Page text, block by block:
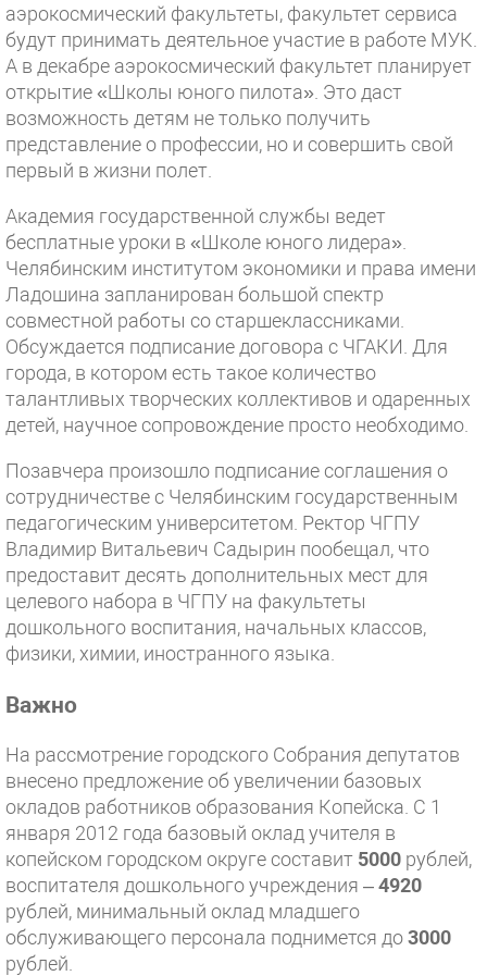
аэрокосмический факультеты, факультет сервиса
будут принимать деятельное участие в работе МУК.
А в декабре аэрокосмический факультет планирует
открытие «Школы юного пилота». Это даст
возможность детям не только получить
представление о профессии, но и совершить свой
первый в жизни полет.
Академия государственной службы ведет
бесплатные уроки в «Школе юного лидера».
Челябинским институтом экономики и права имени
Ладошина запланирован большой спектр
совместной работы со старшеклассниками.
Обсуждается подписание договора с ЧГАКИ. Для
города, в котором есть такое количество
талантливых творческих коллективов и одаренных
детей, научное сопровождение просто необходимо.
Позавчера произошло подписание соглашения о
сотрудничестве с Челябинским государственным
педагогическим университетом. Ректор ЧГПУ
Владимир Витальевич Садырин пообещал, что
предоставит десять дополнительных мест для
целевого набора в ЧГПУ на факультеты
дошкольного воспитания, начальных классов,
физики, химии, иностранного языка.
Важно
На рассмотрение городского Собрания депутатов
внесено предложение об увеличении базовых
окладов работников образования Копейска. С 1
января 2012 года базовый оклад учителя в
копейском городском округе составит 5000 рублей,
воспитателя дошкольного учреждения –4920
рублей, минимальный оклад младшего
обслуживающего персонала поднимется до3000
рублей.